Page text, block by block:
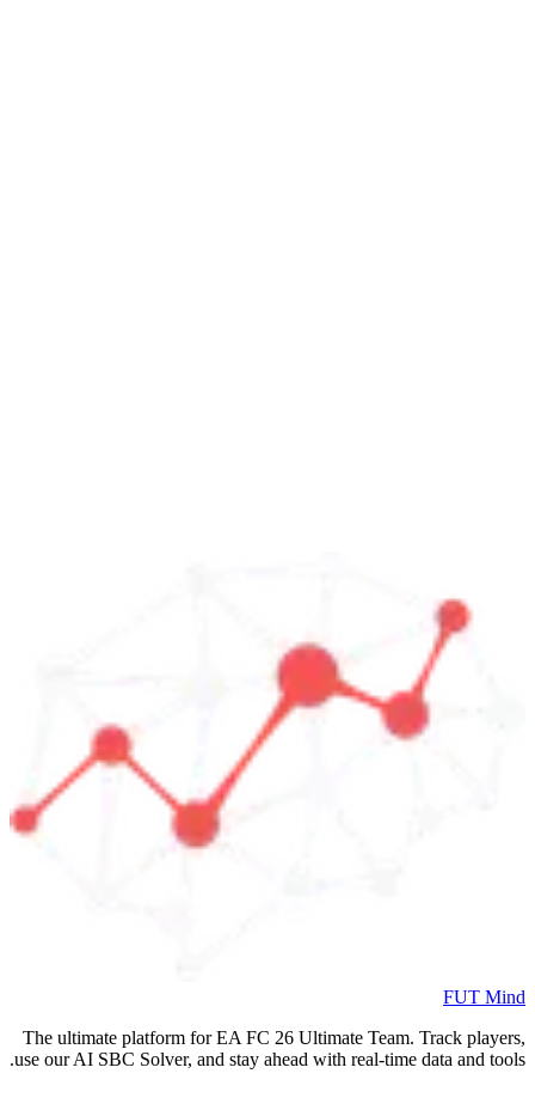
FUT Mind
The ultimate platform for EA FC 26 Ultimate Team. Track players,
use our AI SBC Solver, and stay ahead with real-time data and tools.